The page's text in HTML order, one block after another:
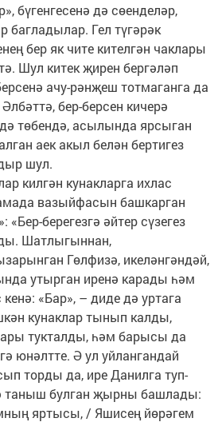
бүгенгесенә дә сөенделәр,
багладылар. Гел түгәрәк
бер як чите кителгән чаклары
Шул китек җирен бергәләп
ачу-рәнҗеш тотмаганга да
бер-берсен кичерә
төбендә, асылында ярсыган
аек акыл белән бертигез
шул.
килгән кунакларга ихлас
вазыйфасын башкарган
берегезгә әйтер сүзегез
Шатлыгыннан,
Гөлфизә, икеләнгәндәй,
утырган иренә карады һәм
«Бар», – диде дә уртага
кунаклар тынып калды,
тукталды, һәм барысы да
юнәлтте. Ә ул уйлангандай
торды да, ире Данилга туп-
таныш булган җырны башлады:
яртысы, / Яшисең йөрәгем